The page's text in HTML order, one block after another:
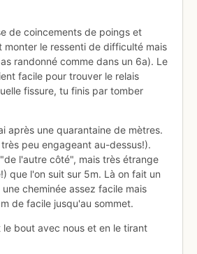
de coincements de poings et
le ressenti de difficulté mais
randonné comme dans un 6a). Le
facile pour trouver le relais
fissure, tu finis par tomber
après une quarantaine de mètres.
peu engageant au-dessus!).
l'autre côté", mais très étrange
que l'on suit sur 5m. Là on fait un
cheminée assez facile mais
de facile jusqu'au sommet.
bout avec nous et en le tirant